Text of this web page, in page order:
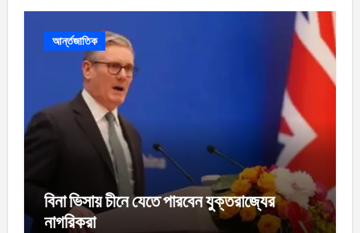
আর্ন্তজাতিক
বিনা ভিসায় চীনে যেতে পারবেন যুক্তরাজ্যের
নাগরিকরা